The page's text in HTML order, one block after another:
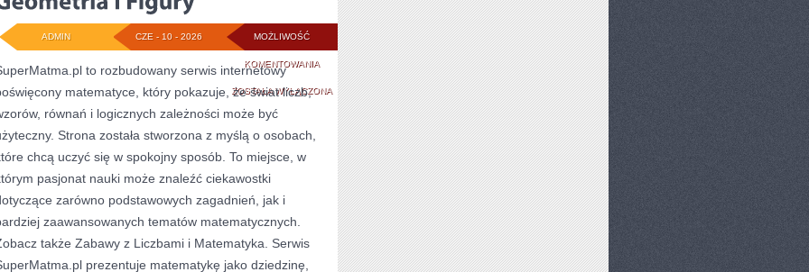
MOŻLIWOŚĆ
KOMENTOWANIAGEOMETRIA
I
FIGURY
ZOSTAŁA WYŁĄCZONA
CZE - 10 - 2026
ADMIN
to rozbudowany serwis internetowy
matematyce, który pokazuje, że świat liczb,
równań i logicznych zależności może być
Strona została stworzona z myślą o osobach,
chcą uczyć się w spokojny sposób. To miejsce, w
pasjonat nauki może znaleźć ciekawostki
zarówno podstawowych zagadnień, jak i
zaawansowanych tematów matematycznych.
także Zabawy z Liczbami i Matematyka. Serwis
prezentuje matematykę jako dziedzinę,